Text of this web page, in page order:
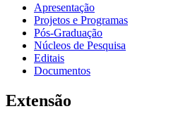
Apresentação
Projetos e Programas
Pós-Graduação
Núcleos de Pesquisa
Editais
Documentos
Extensão